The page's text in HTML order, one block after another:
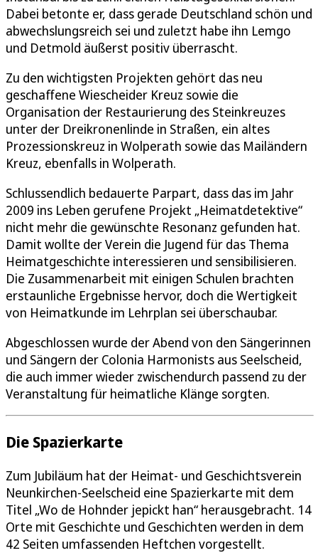
Dabei betonte er, dass gerade Deutschland schön und
abwechslungsreich sei und zuletzt habe ihn Lemgo
und Detmold äußerst positiv überrascht.
Zu den wichtigsten Projekten gehört das neu
geschaffene Wiescheider Kreuz sowie die
Organisation der Restaurierung des Steinkreuzes
unter der Dreikronenlinde in Straßen, ein altes
Prozessionskreuz in Wolperath sowie das Mailändern
Kreuz, ebenfalls in Wolperath.
Schlussendlich bedauerte Parpart, dass das im Jahr
2009 ins Leben gerufene Projekt „Heimatdetektive“
nicht mehr die gewünschte Resonanz gefunden hat.
Damit wollte der Verein die Jugend für das Thema
Heimatgeschichte interessieren und sensibilisieren.
Die Zusammenarbeit mit einigen Schulen brachten
erstaunliche Ergebnisse hervor, doch die Wertigkeit
von Heimatkunde im Lehrplan sei überschaubar.
Abgeschlossen wurde der Abend von den Sängerinnen
und Sängern der Colonia Harmonists aus Seelscheid,
die auch immer wieder zwischendurch passend zu der
Veranstaltung für heimatliche Klänge sorgten.
Die Spazierkarte
Zum Jubiläum hat der Heimat- und Geschichtsverein
Neunkirchen-Seelscheid eine Spazierkarte mit dem
Titel „Wo de Hohnder jepickt han“ herausgebracht. 14
Orte mit Geschichte und Geschichten werden in dem
42 Seiten umfassenden Heftchen vorgestellt.